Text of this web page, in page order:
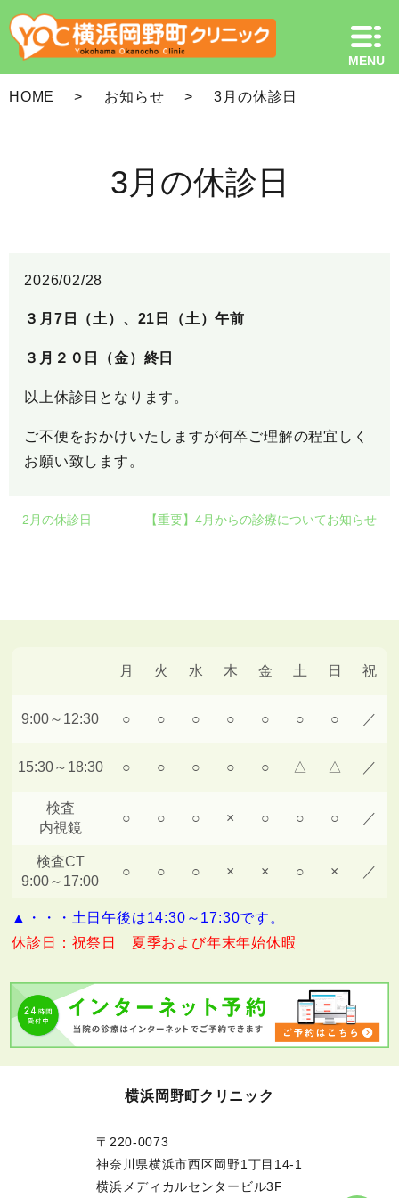
HOME お知らせ 3月の休診日
3月の休診日
2026/02/28
３月7日（土）、21日（土）午前
３月２０日（金）終日
以上休診日となります。
ご不便をおかけいたしますが何卒ご理解の程宜しく
お願い致します。
2月の休診日 【重要】4月からの診療についてお知らせ
月 火 水 木 金 土 日 祝
9:00～12:30 ○ ○ ○ ○ ○ ○ ○ ／
15:30～18:30 ○ ○ ○ ○ ○ △ △ ／
検査
内視鏡
○ ○ ○ × ○ ○ ○ ／
検査CT
9:00～17:00
○ ○ ○ × × ○ × ／
▲・・・土日午後は14:30～17:30です。
休診日：祝祭日 夏季および年末年始休暇
横浜岡野町クリニック
〒220-0073
神奈川県横浜市西区岡野1丁目14-1
横浜メディカルセンタービル3F